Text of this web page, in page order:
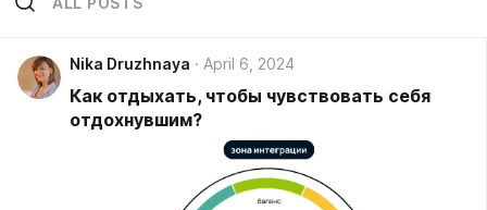
Nika Druzhnaya April 6, 2024
Как отдыхать, чтобы чувствовать себя
отдохнувшим?